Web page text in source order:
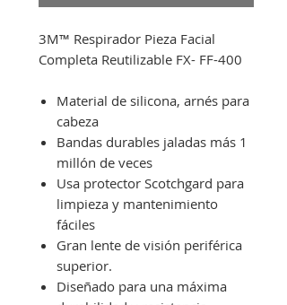
3M™ Respirador Pieza Facial
Completa Reutilizable FX- FF-400
Material de silicona, arnés para
cabeza
Bandas durables jaladas más 1
millón de veces
Usa protector Scotchgard para
limpieza y mantenimiento
fáciles
Gran lente de visión periférica
superior.
Diseñado para una máxima